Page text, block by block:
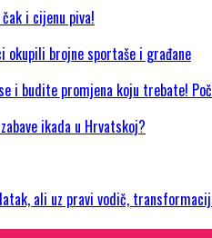
i cijenu piva!
brojne sportaše i građane
budite promjena koju trebate!
ikada u Hrvatskoj?
ali uz pravi vodič,